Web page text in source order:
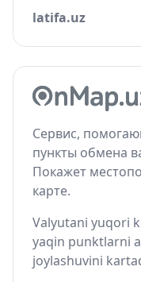
latifa.uz
Сервис,
пункты обмена
Покажет
карте.
Valyutani yuqori
yaqin punktlarni
joylashuvini